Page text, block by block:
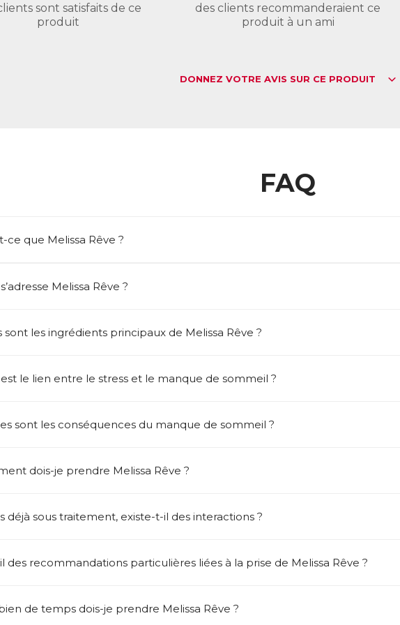
sont satisfaits de ce
produit
des clients recommanderaient ce
produit à un ami
DONNEZ VOTRE AVIS SUR CE PRODUIT
FAQ
ce que Melissa Rêve ?
Melissa Rêve ?
sont les ingrédients principaux de Melissa Rêve ?
le lien entre le stress et le manque de sommeil ?
sont les conséquences du manque de sommeil ?
dois-je prendre Melissa Rêve ?
déjà sous traitement, existe-t-il des interactions ?
des recommandations particulières liées à la prise de Melissa Rêve ?
de temps dois-je prendre Melissa Rêve ?